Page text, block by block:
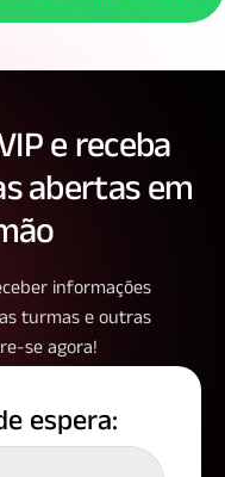
e receba
abertas em
informações
turmas e outras
se agora!
espera: